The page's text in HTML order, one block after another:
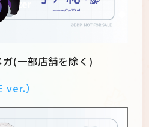
(一部店舗を除く)
ver.）